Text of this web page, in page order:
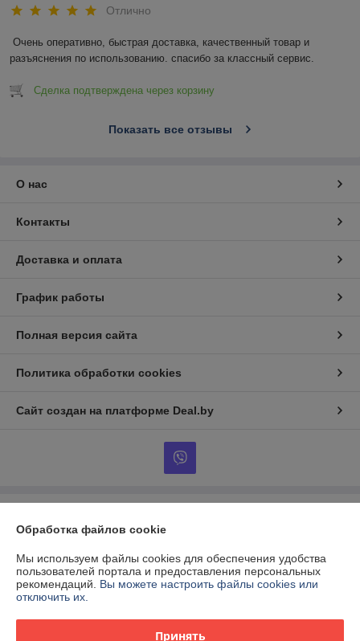
Отлично
Очень оперативно, быстрая доставка, качественный товар и
разъяснения по использованию. спасибо за классный сервис.
Сделка подтверждена через корзину
Показать все отзывы
О нас
Контакты
Доставка и оплата
График работы
Полная версия сайта
Политика обработки cookies
Сайт создан на платформе Deal.by
предприниматель Виршич Андрей Леонович
Республика Беларусь, г. Минск, ул. Лынькова, д.7, кв.160
Регистрационный номер ЕГР: 190109937
Обработка файлов cookie
Мы используем файлы cookies для обеспечения удобства
пользователей портала и предоставления персональных
рекомендаций. Вы можете настроить файлы cookies или
отключить их.
Принять